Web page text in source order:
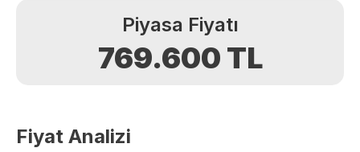
Piyasa Fiyatı
769.600 TL
Fiyat Analizi